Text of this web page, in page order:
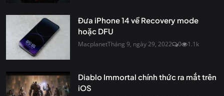
Đưa iPhone 14 về Recovery mode
hoặc DFU
MacplanetTháng 9, ngày 29, 2022 0 1.1k
Diablo Immortal chính thức ra mắt trên
iOS